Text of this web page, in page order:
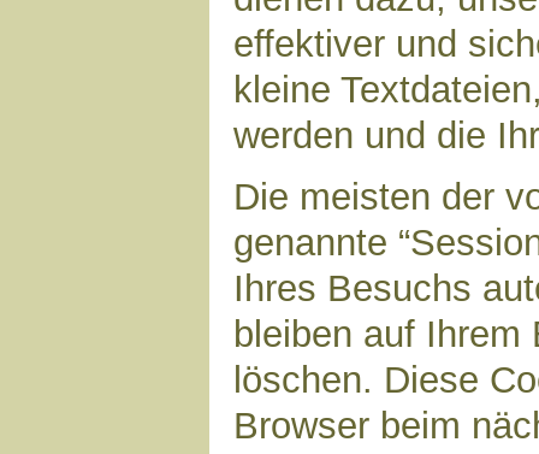
effektiver und
kleine
werden und die
Die meisten der
genannte
Ihres Besuchs
bleiben auf
löschen. Diese
Browser beim